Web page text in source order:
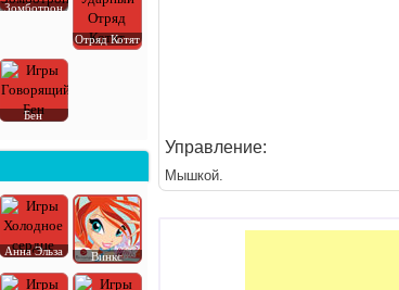
Управление:
Мышкой.
Зомботрон
Отряд Котят
Бен
Анна Эльза
Винкс